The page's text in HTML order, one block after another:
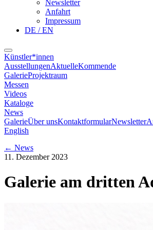
Newsletter
Anfahrt
Impressum
DE / EN
Künstler*innen
AusstellungenAktuelleKommende
GalerieProjektraum
Messen
Videos
Kataloge
News
GalerieÜber unsKontaktformularNewsletter
English
← News
11. Dezember 2023
Galerie am dritten